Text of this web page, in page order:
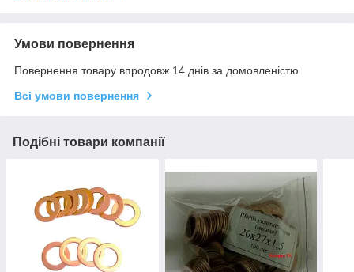
Умови повернення
Повернення товару впродовж 14 днів за домовленістю
Всі умови повернення
Подібні товари компанії